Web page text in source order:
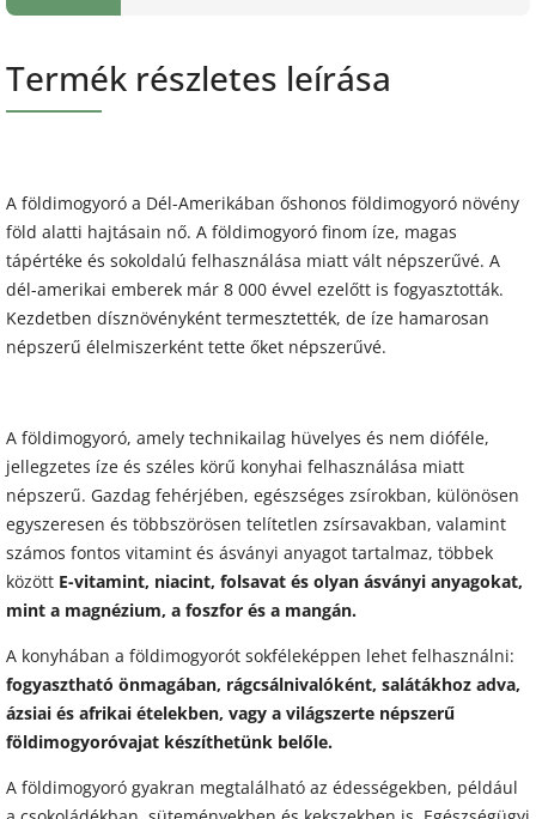
Termék részletes leírása
A földimogyoró a Dél-Amerikában őshonos földimogyoró növény
föld alatti hajtásain nő. A földimogyoró finom íze, magas
tápértéke és sokoldalú felhasználása miatt vált népszerűvé. A
dél-amerikai emberek már 8 000 évvel ezelőtt is fogyasztották.
Kezdetben dísznövényként termesztették, de íze hamarosan
népszerű élelmiszerként tette őket népszerűvé.
A földimogyoró, amely technikailag hüvelyes és nem dióféle,
jellegzetes íze és széles körű konyhai felhasználása miatt
népszerű. Gazdag fehérjében, egészséges zsírokban, különösen
egyszeresen és többszörösen telítetlen zsírsavakban, valamint
számos fontos vitamint és ásványi anyagot tartalmaz, többek
között E-vitamint, niacint, folsavat és olyan ásványi anyagokat,
mint a magnézium, a foszfor és a mangán.
A konyhában a földimogyorót sokféleképpen lehet felhasználni:
fogyasztható önmagában, rágcsálnivalóként, salátákhoz adva,
ázsiai és afrikai ételekben, vagy a világszerte népszerű
földimogyoróvajat készíthetünk belőle.
A földimogyoró gyakran megtalálható az édességekben, például